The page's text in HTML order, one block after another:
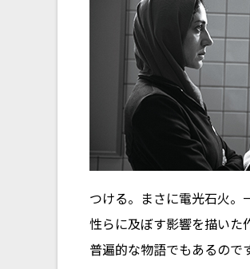
つける。まさに電光石火
性らに及ぼす影響を描いた
普遍的な物語でもあるので